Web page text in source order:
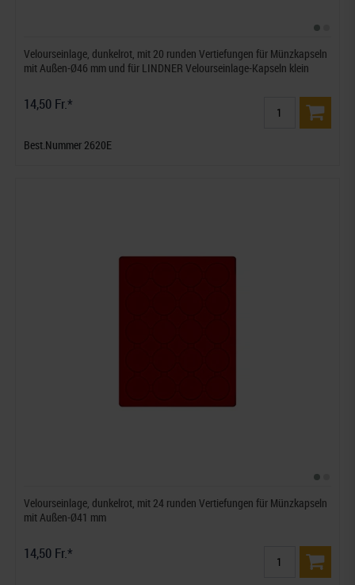
Velourseinlage, dunkelrot, mit 20 runden Vertiefungen für Münzkapseln
mit Außen-Ø46 mm und für LINDNER Velourseinlage-Kapseln klein
14,50 Fr.*
Best.Nummer 2620E
Velourseinlage, dunkelrot, mit 24 runden Vertiefungen für Münzkapseln
mit Außen-Ø41 mm
14,50 Fr.*